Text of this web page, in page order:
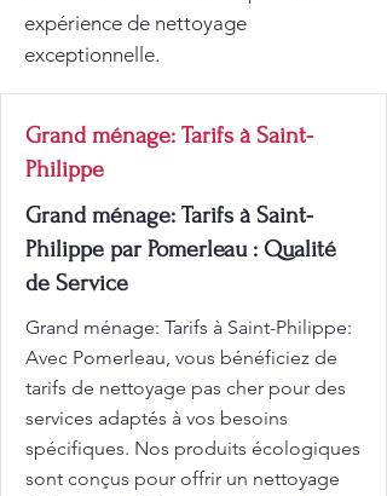
expérience de nettoyage
exceptionnelle.
Grand ménage: Tarifs à Saint-
Philippe
Grand ménage: Tarifs à Saint-
Philippe par Pomerleau : Qualité
de Service
Grand ménage: Tarifs à Saint-Philippe:
Avec Pomerleau, vous bénéficiez de
tarifs de nettoyage pas cher pour des
services adaptés à vos besoins
spécifiques. Nos produits écologiques
sont conçus pour offrir un nettoyage